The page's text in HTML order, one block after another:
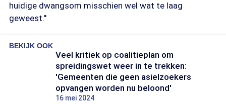
huidige dwangsom misschien wel wat te laag
geweest.''
BEKIJK OOK
Veel kritiek op coalitieplan om
spreidingswet weer in te trekken:
'Gemeenten die geen asielzoekers
opvangen worden nu beloond'
16 mei 2024